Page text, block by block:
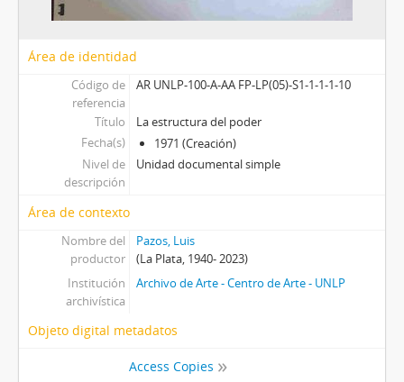
Área de identidad
Código de
referencia
AR UNLP-100-A-AA FP-LP(05)-S1-1-1-1-10
Título
La estructura del poder
Fecha(s)
1971 (Creación)
Nivel de
descripción
Unidad documental simple
Área de contexto
Nombre del
productor
Pazos, Luis
(La Plata, 1940- 2023)
Institución
archivística
Archivo de Arte - Centro de Arte - UNLP
Objeto digital metadatos
Access Copies